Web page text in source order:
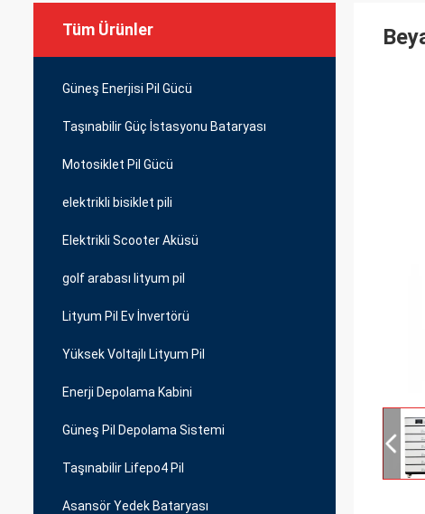
Tüm Ürünler
Güneş Enerjisi Pil Gücü
Taşınabilir Güç İstasyonu Bataryası
Motosiklet Pil Gücü
elektrikli bisiklet pili
Elektrikli Scooter Aküsü
golf arabası lityum pil
Lityum Pil Ev İnvertörü
Yüksek Voltajlı Lityum Pil
Enerji Depolama Kabini
Güneş Pil Depolama Sistemi
Taşınabilir Lifepo4 Pil
Asansör Yedek Bataryası